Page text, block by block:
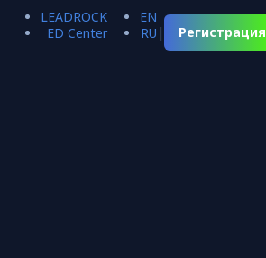
LEADROCK
ED Center
EN
RU | Регистрация